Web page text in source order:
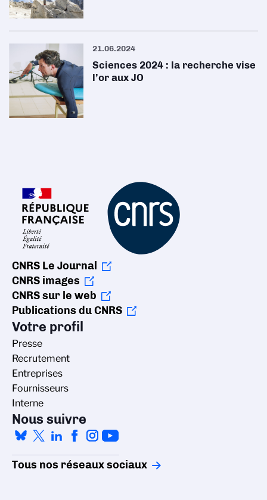
21.06.2024
Sciences 2024 : la recherche vise
l’or aux JO
CNRS Le Journal
CNRS images
CNRS sur le web
Publications du CNRS
Votre profil
Presse
Recrutement
Entreprises
Fournisseurs
Interne
Nous suivre
Tous nos réseaux sociaux